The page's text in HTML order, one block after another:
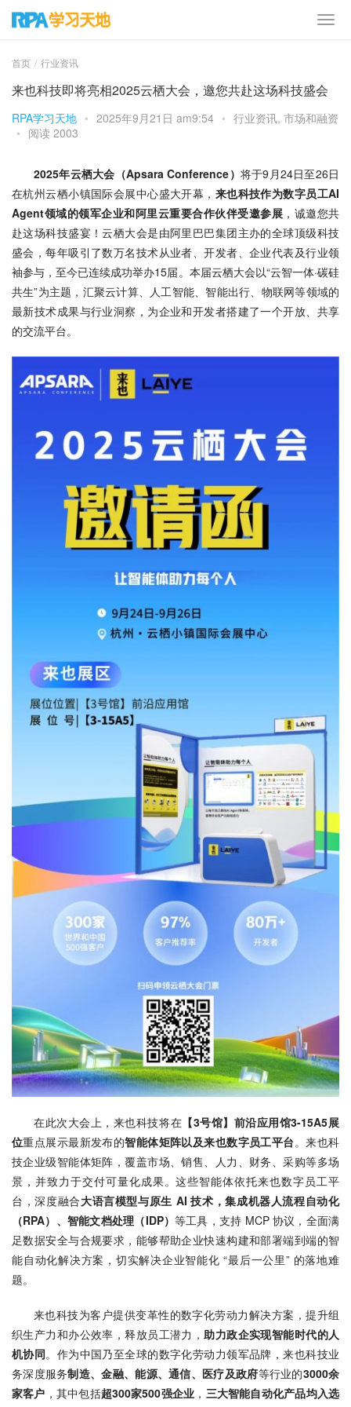
首页 行业资讯
来也科技即将亮相2025云栖大会，邀您共赴这场科技盛会
RPA学习天地 • 2025年9月21日 am9:54 • 行业资讯, 市场和融资
• 阅读 2003
2025年云栖大会（Apsara Conference） 将于9月24日至26日
在杭州云栖小镇国际会展中心盛大开幕， 来也科技作为数字员工AI
Agent领域的领军企业和阿里云重要合作伙伴受邀参展 ，诚邀您共
赴这场科技盛宴！云栖大会是由阿里巴巴集团主办的全球顶级科技
盛会，每年吸引了数万名技术从业者、开发者、企业代表及行业领
袖参与，至今已连续成功举办15届。本届云栖大会以“云智一体·碳硅
共生”为主题，汇聚云计算、人工智能、智能出行、物联网等领域的
最新技术成果与行业洞察，为企业和开发者搭建了一个开放、共享
的交流平台。
在此次大会上，来也科技将在 【3号馆】前沿应用馆3-15A5展
位重点展示最新发布的智能体矩阵以及来也数字员工平台 。来也科
技企业级智能体矩阵，覆盖市场、销售、人力、财务、采购等多场
景，并致力于交付可量化成果。这些智能体依托来也数字员工平
台，深度融合大语言模型与原生 AI 技术，集成机器人流程自动化
（RPA）、智能文档处理（IDP） 等工具，支持 MCP 协议，全面满
足数据安全与合规要求，能够帮助企业快速构建和部署端到端的智
能自动化解决方案，切实解决企业智能化 “最后一公里” 的落地难
题。
来也科技为客户提供变革性的数字化劳动力解决方案，提升组
织生产力和办公效率，释放员工潜力， 助力政企实现智能时代的人
机协同。作为中国乃至全球的数字化劳动力领军品牌，来也科技业
务深度服务制造、金融、能源、通信、医疗及政府等行业的3000余
家客户 ，其中包括超300家500强企业 ， 三大智能自动化产品均入选